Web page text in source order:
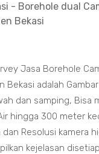
- Borehole dual
Bekasi
Jasa Borehole
Bekasi adalah
dan samping, Bisa
hingga 300 meter
Resolusi kamera
kejelasan